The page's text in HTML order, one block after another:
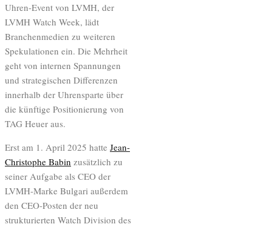
Uhren-Event von LVMH, der
LVMH Watch Week, lädt
Branchenmedien zu weiteren
Spekulationen ein. Die Mehrheit
geht von internen Spannungen
und strategischen Differenzen
innerhalb der Uhrensparte über
die künftige Positionierung von
TAG Heuer aus.
Erst am 1. April 2025 hatte Jean-
Christophe Babin zusätzlich zu
seiner Aufgabe als CEO der
LVMH-Marke Bulgari außerdem
den CEO-Posten der neu
strukturierten Watch Division des